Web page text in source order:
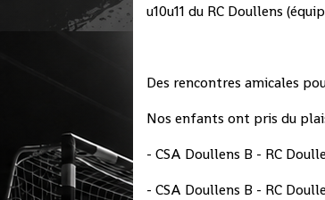
u10u11 du RC Doullens
Des rencontres amicales
Nos enfants ont pris du
- CSA Doullens B - RC
- CSA Doullens B - RC